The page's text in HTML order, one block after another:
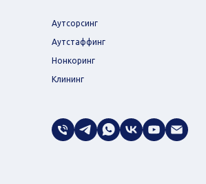
Аутсорсинг
Аутстаффинг
Нонкоринг
Клининг